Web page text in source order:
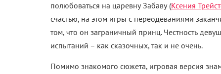
полюбоваться на царевну Забаву (Ксения
счастью, на этом игры с переодеваниями
том, что он заграничный принц. Честность
испытаний – как сказочных, так и не очень.
Помимо знакомого сюжета, игровая версия